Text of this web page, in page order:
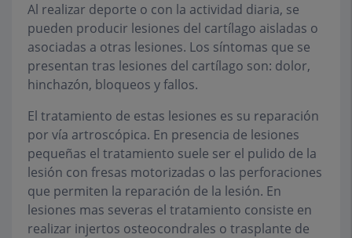
Al realizar deporte o con la actividad diaria, se
pueden producir lesiones del cartílago aisladas o
asociadas a otras lesiones. Los síntomas que se
presentan tras lesiones del cartílago son: dolor,
hinchazón, bloqueos y fallos.
El tratamiento de estas lesiones es su reparación
por vía artroscópica. En presencia de lesiones
pequeñas el tratamiento suele ser el pulido de la
lesión con fresas motorizadas o las perforaciones
que permiten la reparación de la lesión. En
lesiones mas severas el tratamiento consiste en
realizar injertos osteocondrales o trasplante de